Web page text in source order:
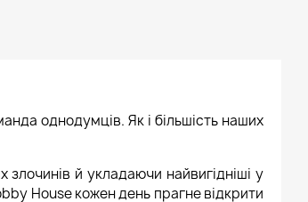
однодумців. Як і більшість наших
й укладаючи найвигідніші у
House кожен день прагне відкрити